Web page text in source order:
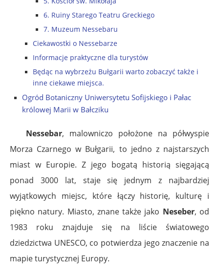
6. Ruiny Starego Teatru Greckiego
7. Muzeum Nessebaru
Ciekawostki o Nessebarze
Informacje praktyczne dla turystów
Będąc na wybrzeżu Bułgarii warto zobaczyć także i
inne ciekawe miejsca.
Ogród Botaniczny Uniwersytetu Sofijskiego i Pałac
królowej Marii w Bałcziku
Nessebar, malowniczo położone na półwyspie
Morza Czarnego w Bułgarii, to jedno z najstarszych
miast w Europie. Z jego bogatą historią sięgającą
ponad 3000 lat, staje się jednym z najbardziej
wyjątkowych miejsc, które łączy historię, kulturę i
piękno natury. Miasto, znane także jako Neseber, od
1983 roku znajduje się na liście światowego
dziedzictwa UNESCO, co potwierdza jego znaczenie na
mapie turystycznej Europy.